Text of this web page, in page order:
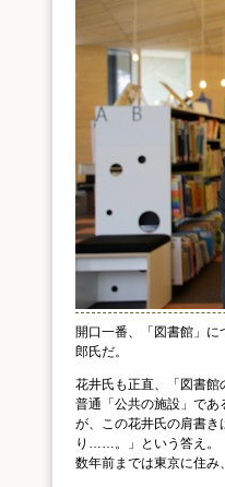
開口一番、「図書館」
郎氏だ。
花井氏も正直、「図書館
普通「公共の施設」で
が、この花井氏の肩書き
り……。」という答え。
数年前までは東京に住み